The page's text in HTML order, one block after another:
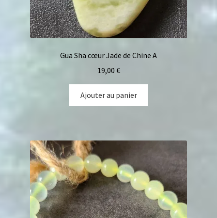
Gua Sha cœur Jade de Chine A
19,00 €
Ajouter au panier